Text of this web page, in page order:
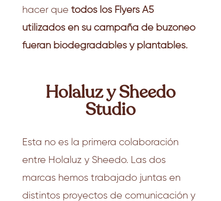
hacer que todos los Flyers A5
utilizados en su campaña de buzoneo
fueran biodegradables y plantables.
Holaluz y Sheedo
Studio
Esta no es la primera colaboración
entre Holaluz y Sheedo. Las dos
marcas hemos trabajado juntas en
distintos proyectos de comunicación y